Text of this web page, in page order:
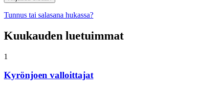
Tunnus tai salasana hukassa?
Kuukauden luetuimmat
1
Kyrönjoen valloittajat